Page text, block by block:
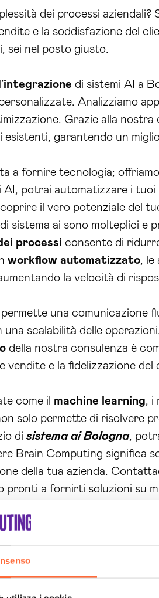
dei processi aziendali?
e la soddisfazione del
sei nel posto giusto.
integrazione di sistemi AI a
Analizziamo
Grazie alla
garantendo un
a fornire tecnologia;
potrai automatizzare i
il vero potenziale del
sistema ai sono molteplici
processi consente di
workflow automatizzato, le
la velocità di
permette una comunicazione
scalabilità delle
della nostra consulenza è
vendite e la fidelizzazione del
come il machine learning, i
solo permette di risolvere
di sistema ai Bologna,
Brain Computing significa
della tua azienda.
pronti a fornirti soluzioni su
futuro della tua azienda e
a ottenere risultati